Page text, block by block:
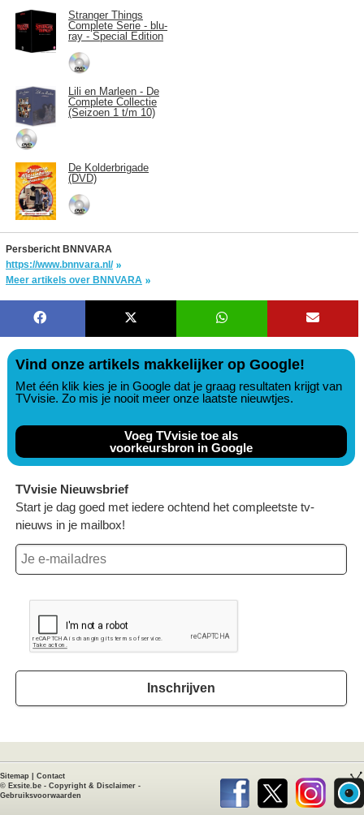
Stranger Things
Complete Serie - blu-
ray - Special Edition
Lili en Marleen - De
Complete Collectie
(Seizoen 1 t/m 10)
De Kolderbrigade
(DVD)
Persbericht BNNVARA
https://www.bnnvara.nl/
Meer artikels over BNNVARA
Vind onze artikels makkelijker op Google!
Met één klik kies je in Google dat je graag resultaten krijgt van
TVvisie. Zo mis je nooit meer onze laatste nieuwtjes.
Voeg TVvisie toe als
voorkeursbron in Google
TVvisie Nieuwsbrief
Start je dag goed met iedere ochtend het compleetste tv-
nieuws in je mailbox!
Inschrijven
Sitemap
Contact
© Exsite.be - Copyright & Disclaimer -
Gebruiksvoorwaarden